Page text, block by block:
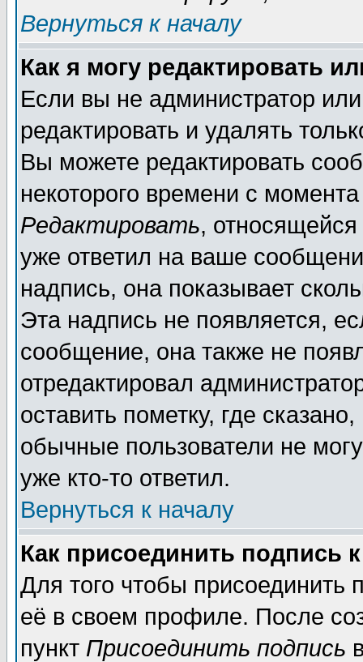
Вернуться к началу
Как я могу редактировать
Если вы не администратор
редактировать и удалять
Вы можете редактировать
некоторого времени с
Редактировать,
уже ответил на ваше
надпись, она показывает
Эта надпись не появляется,
сообщение, она также не
отредактировал
оставить пометку, где
обычные пользователи не
уже кто-то ответил.
Вернуться к началу
Как присоединить подпись
Для того чтобы присоединить
её в своем профиле. После
пункт Присоединить подпись